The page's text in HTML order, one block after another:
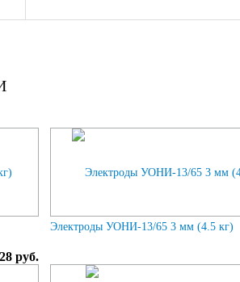
руб.
Электроды УОНИ-13/65 3 мм (4.5 кг)